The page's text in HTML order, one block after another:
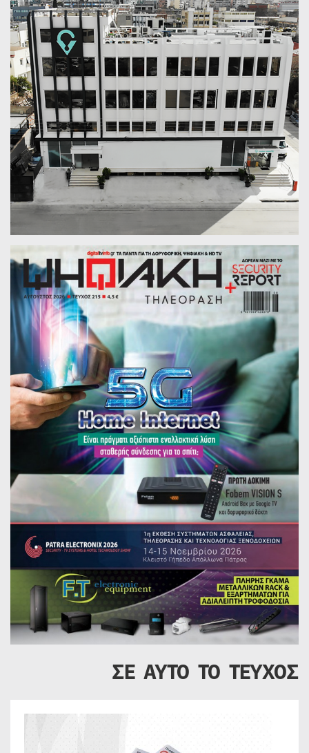
ΣΕ ΑΥΤΟ ΤΟ ΤΕΥΧΟΣ